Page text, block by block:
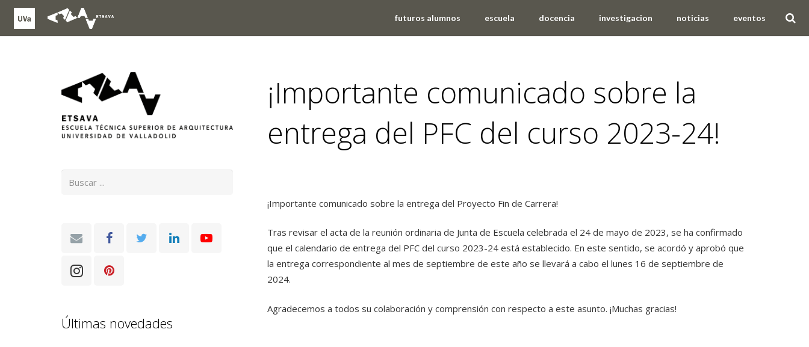
futuros alumnos escuela docencia investigacion noticias eventos
¡Importante comunicado sobre la
entrega del PFC del curso 2023-24!
¡Importante comunicado sobre la entrega del Proyecto Fin de Carrera!
Tras revisar el acta de la reunión ordinaria de Junta de Escuela celebrada el 24 de mayo de 2023, se ha confirmado
que el calendario de entrega del PFC del curso 2023-24 está establecido. En este sentido, se acordó y aprobó que
la entrega correspondiente al mes de septiembre de este año se llevará a cabo el lunes 16 de septiembre de
2024.
Agradecemos a todos su colaboración y comprensión con respecto a este asunto. ¡Muchas gracias!
Últimas novedades